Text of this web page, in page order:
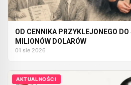
OD CENNIKA PRZYKLEJONEGO
MILIONÓW DOLARÓW
01 sie 2026
AKTUALNOŚCI